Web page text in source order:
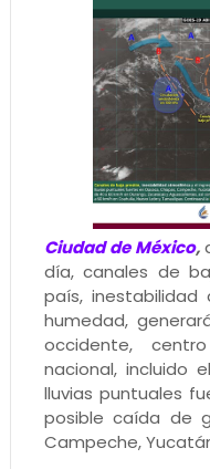
Ciudad de México,
día, canales de
país,
humedad,
occidente,
nacional, incluido
lluvias puntuales
posible caída de
Campeche,